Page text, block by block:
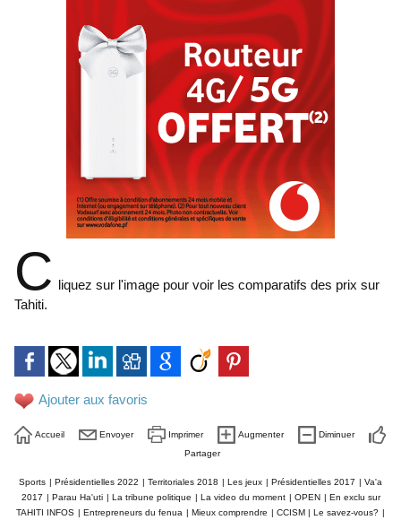
C liquez sur l'image pour voir les comparatifs des prix sur
Tahiti.
Ajouter aux favoris
Accueil Envoyer Imprimer Augmenter
Diminuer
Partager
Sports | Présidentielles 2022 | Territoriales 2018 | Les jeux | Présidentielles 2017 | Va'a
2017 | Parau Ha'uti | La tribune politique | La video du moment | OPEN | En exclu sur
TAHITI INFOS | Entrepreneurs du fenua | Mieux comprendre | CCISM | Le savez-vous? |